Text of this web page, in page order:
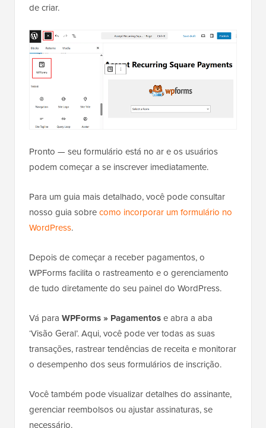
de criar.
Pronto — seu formulário está no ar e os usuários
podem começar a se inscrever imediatamente.
Para um guia mais detalhado, você pode consultar
nosso guia sobrecomo incorporar um formulário no
WordPress.
Depois de começar a receber pagamentos, o
WPForms facilita o rastreamento e o gerenciamento
de tudo diretamente do seu painel do WordPress.
Vá para WPForms » Pagamentose abra a aba
‘Visão Geral’. Aqui, você pode ver todas as suas
transações, rastrear tendências de receita e monitorar
o desempenho dos seus formulários de inscrição.
Você também pode visualizar detalhes do assinante,
gerenciar reembolsos ou ajustar assinaturas, se
necessário.